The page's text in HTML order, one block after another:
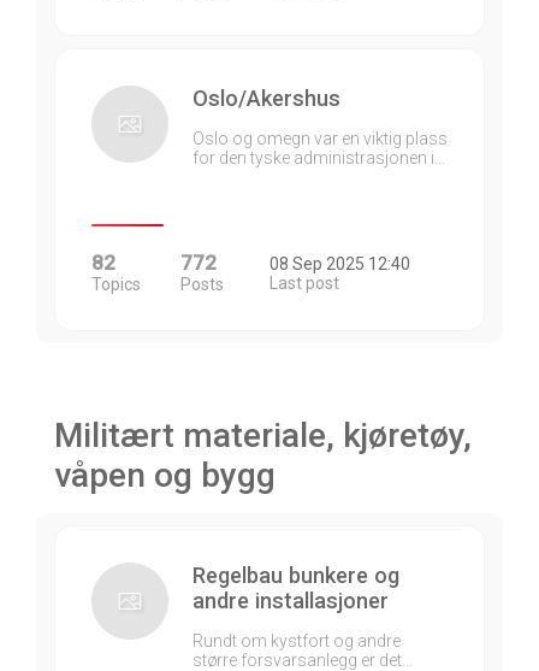
Oslo/Akershus
Oslo og omegn var en viktig plass
for den tyske administrasjonen i…
82
Topics
772
Posts
08 Sep 2025 12:40
Last post
Militært materiale, kjøretøy,
våpen og bygg
Regelbau bunkere og
andre installasjoner
Rundt om kystfort og andre
større forsvarsanlegg er det…